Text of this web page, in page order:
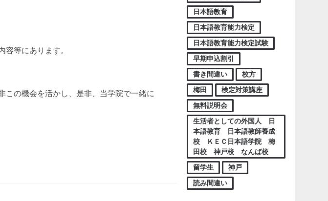
日本語教育
日本語教育能力検定
日本語教育能力検定試験
早期申込割引
書き間違い
枚方
梅田
検定対策講座
無料説明会
生活者としての外国人 日
本語教育 日本語教師養成
校 ＫＥＣ日本語学院 梅
田校 神戸校 なんば校
留学生
神戸
読み間違い
容等にあります。
この機会を活かし、是非、当学院で一緒に